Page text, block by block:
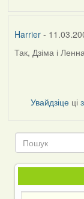
Harrier-
In
Kiolk
Так, Дзіма і
Увайдзіце ці